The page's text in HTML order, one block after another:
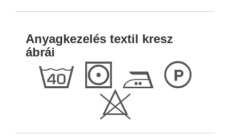
Anyagkezelés textil kresz
ábrái
h S E L
H